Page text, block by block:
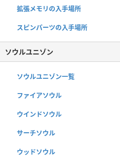
拡張メモリの入手場所
スピンパーツの入手場所
ソウルユニゾン
ソウルユニゾン一覧
ファイアソウル
ウインドソウル
サーチソウル
ウッドソウル